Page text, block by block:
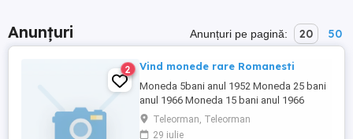
Anunțuri Anunțuri pe pagină: 20 50
2 Vind monede rare Romanesti
Moneda 5bani anul 1952 Moneda 25 bani
anul 1966 Moneda 15 bani anul 1966
Moneda 1 leu anul 1966 9 buc Moneda
1leu anul 1992. Preturile sint cele la pretul
Teleorman, Teleorman
29 iulie